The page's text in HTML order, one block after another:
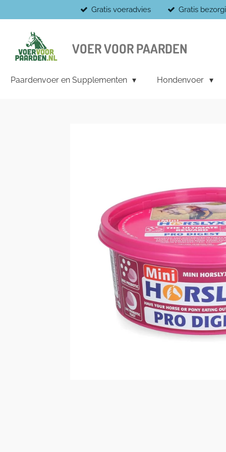
direct
hoofdinhoud
Gratis voeradvies Gratis
VOER VOOR PAARDEN
Paardenvoer en Supplementen Hondenvoer